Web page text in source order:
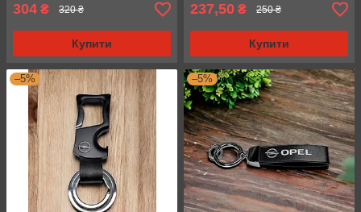
304 ₴ 320 ₴
Купити
237,50 ₴ 250 ₴
Купити
–5% –5%